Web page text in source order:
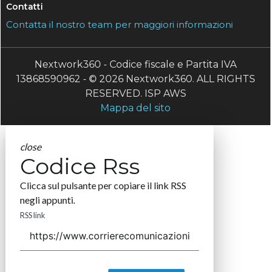
Contatti
Contatta il nostro team per maggiori informazioni
Nextwork360 - Codice fiscale e Partita IVA
13868590962 - © 2026 Nextwork360. ALL RIGHTS
RESERVED. ISP AWS
Mappa del sito
close
Codice Rss
Clicca sul pulsante per copiare il link RSS
negli appunti.
RSS link